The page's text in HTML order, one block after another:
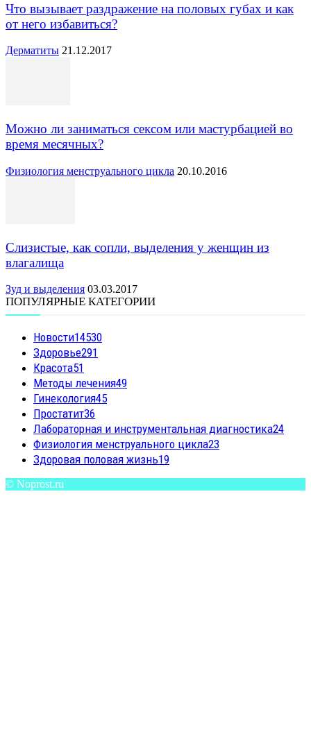
Что вызывает раздражение на половых губах и как
от него избавиться?
Дерматиты 21.12.2017
Можно ли заниматься сексом или мастурбацией во
время месячных?
Физиология менструального цикла 20.10.2016
Слизистые, как сопли, выделения у женщин из
влагалища
Зуд и выделения 03.03.2017
ПОПУЛЯРНЫЕ КАТЕГОРИИ
Новости14530
Здоровье291
Красота51
Методы лечения49
Гинекология45
Простатит36
Лабораторная и инструментальная диагностика24
Физиология менструального цикла23
Здоровая половая жизнь19
© Noprost.ru